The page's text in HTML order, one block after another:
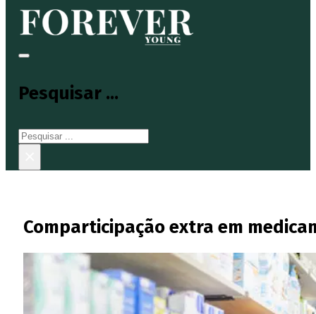
Pesquisar ...
Pesquisar
Comparticipação extra em